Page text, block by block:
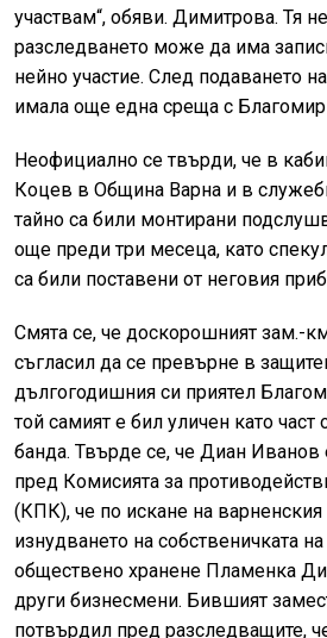
участвам“, обяви. Димитрова. Тя
разследването може да има
нейно участие. След подаването
имала още една среща с
Неофициално се твърди, че в
Коцев в Община Варна и в
тайно са били монтирани
още преди три месеца, като
са били поставени от неговия
Смята се, че доскорошният зам.-
съгласил да се превърне в
дългогодишния си приятел
той самият е бил уличен като част
банда. Твърде се, че Диан Иванов
пред Комисията за
(КПК), че по искане на варненския
изнудването на собственичката
обществено хранене Пламенка
други бизнесмени. Бившият
потвърдил пред разследващите,